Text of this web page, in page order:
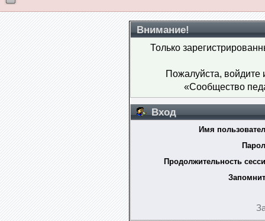
Внимание!
Только
Пожалуйста, войдите
«Сообщество
Вход
Имя
Продолжительность